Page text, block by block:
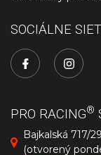
SOCIÁLNE
PRO RACING®
Bajkalská 717/
(otvorený